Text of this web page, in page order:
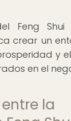
Feng Shui
crear un
y
en el
la